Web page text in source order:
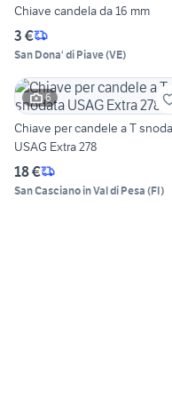
Chiave candela da 16 mm
3 €
San Dona' di Piave(VE)
6
Chiave per candele a T
USAG Extra 278
18 €
San Casciano in Val di Pesa (FI)